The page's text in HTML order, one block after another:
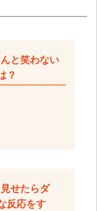
と笑わない
？
せたらダ
反応をす